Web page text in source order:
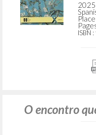
2025
ISBN
O encontro